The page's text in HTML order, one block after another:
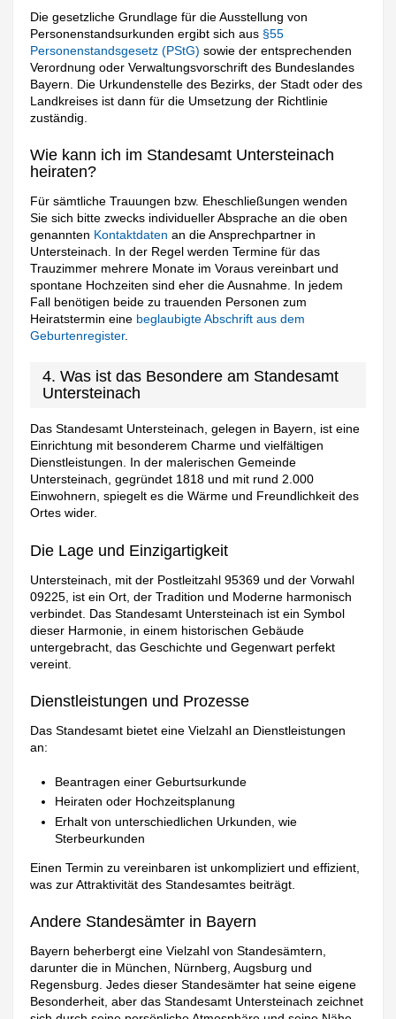
Die gesetzliche Grundlage für die Ausstellung von
Personenstandsurkunden ergibt sich aus §55
Personenstandsgesetz (PStG)sowie der entsprechenden
Verordnung oder Verwaltungsvorschrift des Bundeslandes
Bayern. Die Urkundenstelle des Bezirks, der Stadt oder des
Landkreises ist dann für die Umsetzung der Richtlinie
zuständig.
Wie kann ich im Standesamt Untersteinach
heiraten?
Für sämtliche Trauungen bzw. Eheschließungen wenden
Sie sich bitte zwecks individueller Absprache an die oben
genannten Kontaktdaten an die Ansprechpartner in
Untersteinach. In der Regel werden Termine für das
Trauzimmer mehrere Monate im Voraus vereinbart und
spontane Hochzeiten sind eher die Ausnahme. In jedem
Fall benötigen beide zu trauenden Personen zum
Heiratstermin eine beglaubigte Abschrift aus dem
Geburtenregister.
4. Was ist das Besondere am Standesamt
Untersteinach
Das Standesamt Untersteinach, gelegen in Bayern, ist eine
Einrichtung mit besonderem Charme und vielfältigen
Dienstleistungen. In der malerischen Gemeinde
Untersteinach, gegründet 1818 und mit rund 2.000
Einwohnern, spiegelt es die Wärme und Freundlichkeit des
Ortes wider.
Die Lage und Einzigartigkeit
Untersteinach, mit der Postleitzahl 95369 und der Vorwahl
09225, ist ein Ort, der Tradition und Moderne harmonisch
verbindet. Das Standesamt Untersteinach ist ein Symbol
dieser Harmonie, in einem historischen Gebäude
untergebracht, das Geschichte und Gegenwart perfekt
vereint.
Dienstleistungen und Prozesse
Das Standesamt bietet eine Vielzahl an Dienstleistungen
an:
Beantragen einer Geburtsurkunde
Heiraten oder Hochzeitsplanung
Erhalt von unterschiedlichen Urkunden, wie
Sterbeurkunden
Einen Termin zu vereinbaren ist unkompliziert und effizient,
was zur Attraktivität des Standesamtes beiträgt.
Andere Standesämter in Bayern
Bayern beherbergt eine Vielzahl von Standesämtern,
darunter die in München, Nürnberg, Augsburg und
Regensburg. Jedes dieser Standesämter hat seine eigene
Besonderheit, aber das Standesamt Untersteinach zeichnet